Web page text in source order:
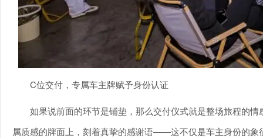
C位交付，专属车主牌赋予身份认证
如果说前面的环节是铺垫，那么交付仪式就是整场旅程的
属质感的牌面上，刻着真挚的感谢语——这不仅是车主身份的